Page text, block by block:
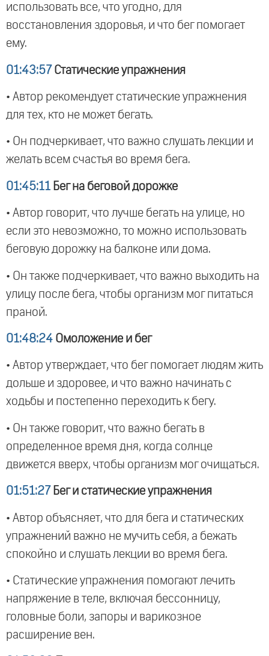
использовать все, что угодно, для
восстановления здоровья, и что бег помогает
ему.
01:43:57 Статические упражнения
• Автор рекомендует статические упражнения
для тех, кто не может бегать.
• Он подчеркивает, что важно слушать лекции и
желать всем счастья во время бега.
01:45:11 Бег на беговой дорожке
• Автор говорит, что лучше бегать на улице, но
если это невозможно, то можно использовать
беговую дорожку на балконе или дома.
• Он также подчеркивает, что важно выходить на
улицу после бега, чтобы организм мог питаться
праной.
01:48:24 Омоложение и бег
• Автор утверждает, что бег помогает людям жить
дольше и здоровее, и что важно начинать с
ходьбы и постепенно переходить к бегу.
• Он также говорит, что важно бегать в
определенное время дня, когда солнце
движется вверх, чтобы организм мог очищаться.
01:51:27 Бег и статические упражнения
• Автор объясняет, что для бега и статических
упражнений важно не мучить себя, а бежать
спокойно и слушать лекции во время бега.
• Статические упражнения помогают лечить
напряжение в теле, включая бессонницу,
головные боли, запоры и варикозное
расширение вен.